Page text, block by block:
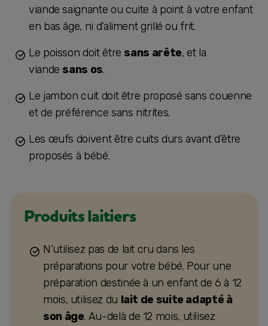
viande saignante ou cuite à point à votre enfant
en bas âge, ni d’aliment grillé ou frit.
Le poisson doit être sans arête, et la
viande sans os.
Le jambon cuit doit être proposé sans couenne
et de préférence sans nitrites.
Les œufs doivent être cuits durs avant d’être
proposés à bébé.
Produits laitiers
N’utilisez pas de lait cru dans les
préparations pour votre bébé. Pour une
préparation destinée à un enfant de 6 à 12
mois, utilisez du lait de suite adapté à
son âge. Au-delà de 12 mois, utilisez